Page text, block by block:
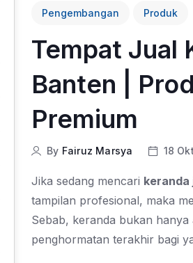
Pengembangan Produk
Tempat Jual
Banten |
Premium
By Fairuz Marsya 18
Jika sedang mencari keranda
tampilan profesional, maka
Sebab, keranda bukan
penghormatan terakhir bagi